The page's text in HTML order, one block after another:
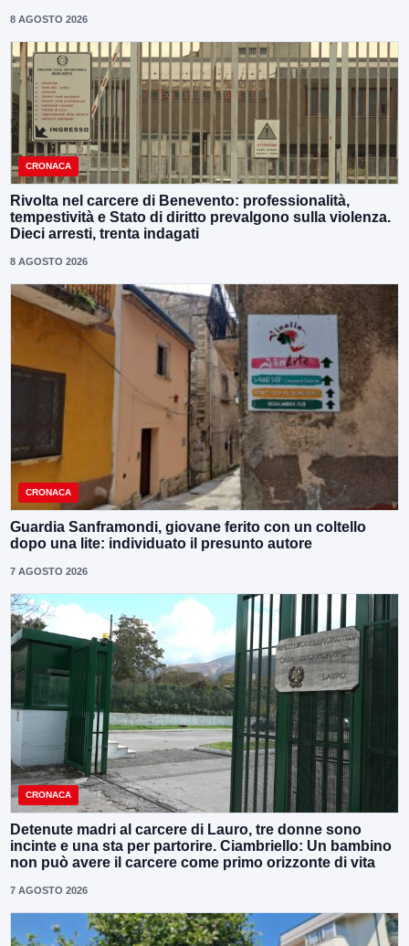
8 AGOSTO 2026
CRONACA
Rivolta nel carcere di Benevento: professionalità,
tempestività e Stato di diritto prevalgono sulla violenza.
Dieci arresti, trenta indagati
8 AGOSTO 2026
CRONACA
Guardia Sanframondi, giovane ferito con un coltello
dopo una lite: individuato il presunto autore
7 AGOSTO 2026
CRONACA
Detenute madri al carcere di Lauro, tre donne sono
incinte e una sta per partorire. Ciambriello: Un bambino
non può avere il carcere come primo orizzonte di vita
7 AGOSTO 2026